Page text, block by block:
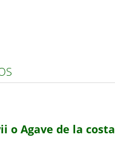
o Agave de la costa